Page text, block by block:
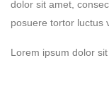
dolor sit amet,
posuere tortor luctus
Lorem ipsum dolor